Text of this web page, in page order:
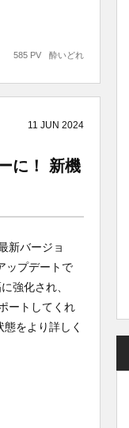
酔いどれ
585 PV
11 JUN 2024
に！ 新機
新バージョ
ップデートで
強化され、
ートしてくれ
をより詳しく